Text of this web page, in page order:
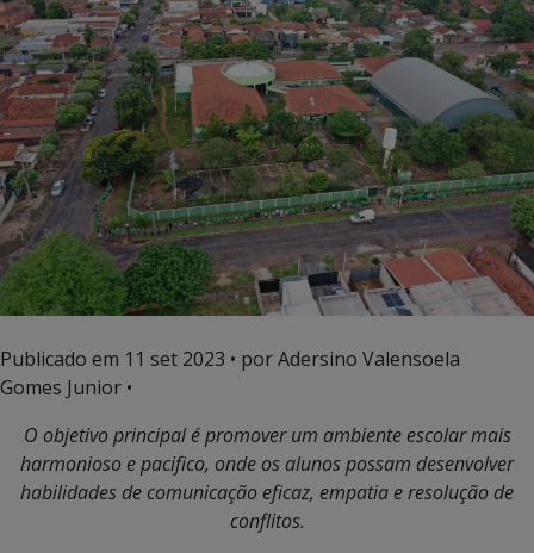
Publicado em 11 set 2023 • por Adersino Valensoela
Gomes Junior •
O objetivo principal é promover um ambiente escolar mais
harmonioso e pacifico, onde os alunos possam desenvolver
habilidades de comunicação eficaz, empatia e resolução de
conflitos.